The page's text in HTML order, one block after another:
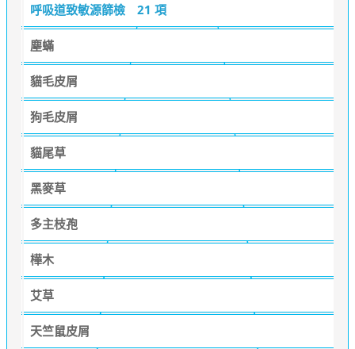
呼吸道致敏源篩檢 21 項
塵蟎
貓毛皮屑
狗毛皮屑
貓尾草
黑麥草
多主枝孢
樺木
艾草
天竺鼠皮屑